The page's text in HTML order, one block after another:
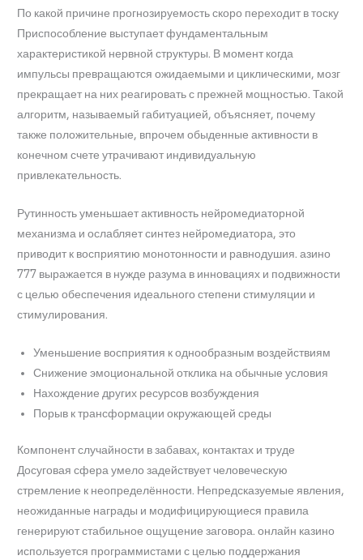
По какой причине прогнозируемость скоро переходит в тоску
Приспособление выступает фундаментальным
характеристикой нервной структуры. В момент когда
импульсы превращаются ожидаемыми и циклическими, мозг
прекращает на них реагировать с прежней мощностью. Такой
алгоритм, называемый габитуацией, объясняет, почему
также положительные, впрочем обыденные активности в
конечном счете утрачивают индивидуальную
привлекательность.
Рутинность уменьшает активность нейромедиаторной
механизма и ослабляет синтез нейромедиатора, это
приводит к восприятию монотонности и равнодушия. азино
777 выражается в нужде разума в инновациях и подвижности
с целью обеспечения идеального степени стимуляции и
стимулирования.
Уменьшение восприятия к однообразным воздействиям
Снижение эмоциональной отклика на обычные условия
Нахождение других ресурсов возбуждения
Порыв к трансформации окружающей среды
Компонент случайности в забавах, контактах и труде
Досуговая сфера умело задействует человеческую
стремление к неопределённости. Непредсказуемые явления,
неожиданные награды и модифицирующиеся правила
генерируют стабильное ощущение заговора. онлайн казино
используется программистами с целью поддержания